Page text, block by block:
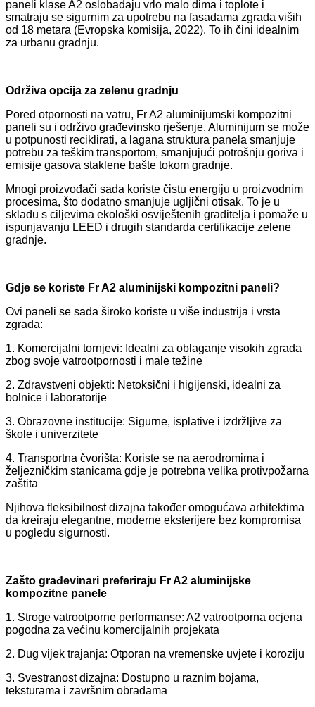
paneli klase A2 oslobađaju vrlo malo dima i toplote i
smatraju se sigurnim za upotrebu na fasadama zgrada viših
od 18 metara (Evropska komisija, 2022). To ih čini idealnim
za urbanu gradnju.
Održiva opcija za zelenu gradnju
Pored otpornosti na vatru, Fr A2 aluminijumski kompozitni
paneli su i održivo građevinsko rješenje. Aluminijum se može
u potpunosti reciklirati, a lagana struktura panela smanjuje
potrebu za teškim transportom, smanjujući potrošnju goriva i
emisije gasova staklene bašte tokom gradnje.
Mnogi proizvođači sada koriste čistu energiju u proizvodnim
procesima, što dodatno smanjuje ugljični otisak. To je u
skladu s ciljevima ekološki osviještenih graditelja i pomaže u
ispunjavanju LEED i drugih standarda certifikacije zelene
gradnje.
Gdje se koriste Fr A2 aluminijski kompozitni paneli?
Ovi paneli se sada široko koriste u više industrija i vrsta
zgrada:
1. Komercijalni tornjevi: Idealni za oblaganje visokih zgrada
zbog svoje vatrootpornosti i male težine
2. Zdravstveni objekti: Netoksični i higijenski, idealni za
bolnice i laboratorije
3. Obrazovne institucije: Sigurne, isplative i izdržljive za
škole i univerzitete
4. Transportna čvorišta: Koriste se na aerodromima i
željezničkim stanicama gdje je potrebna velika protivpožarna
zaštita
Njihova fleksibilnost dizajna također omogućava arhitektima
da kreiraju elegantne, moderne eksterijere bez kompromisa
u pogledu sigurnosti.
Zašto građevinari preferiraju Fr A2 aluminijske
kompozitne panele
1. Stroge vatrootporne performanse: A2 vatrootporna ocjena
pogodna za većinu komercijalnih projekata
2. Dug vijek trajanja: Otporan na vremenske uvjete i koroziju
3. Svestranost dizajna: Dostupno u raznim bojama,
teksturama i završnim obradama